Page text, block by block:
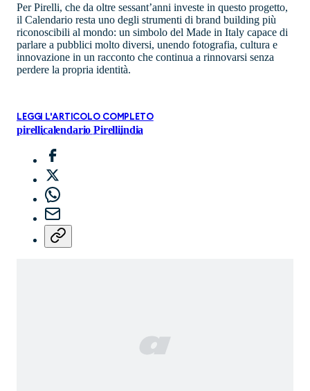
Per Pirelli, che da oltre sessant’anni investe in questo progetto,
il Calendario resta uno degli strumenti di brand building più
riconoscibili al mondo: un simbolo del Made in Italy capace di
parlare a pubblici molto diversi, unendo fotografia, cultura e
innovazione in un racconto che continua a rinnovarsi senza
perdere la propria identità.
LEGGI L'ARTICOLO COMPLETO
pirellicalendario Pirelliindia